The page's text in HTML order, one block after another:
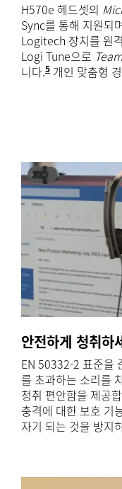
H570e 헤드셋의
Sync를 통해 지원되
Logitech 장치를 원
Logi Tune으로
니다.5 Logi Tune은
개인 맞춤형
안전하게 청취하
EN 50332-2 표준을
를 초과하는 소리를
청취 편안함을 제공
충격에 대한 보호 기
자기 되는 것을 방지